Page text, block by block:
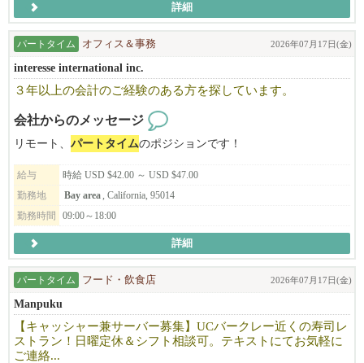
詳細
パートタイム オフィス＆事務 2026年07月17日(金)
interesse international inc.
３年以上の会計のご経験のある方を探しています。
会社からのメッセージ
リモート、 パートタイムのポジションです！
給与
時給 USD $42.00 ～ USD $47.00
勤務地
Bay area, California, 95014
勤務時間
09:00～18:00
詳細
パートタイム フード・飲食店 2026年07月17日(金)
Manpuku
【キャッシャー兼サーバー募集】UCバークレー近くの寿司レ
ストラン！日曜定休＆シフト相談可。テキストにてお気軽に
ご連絡...